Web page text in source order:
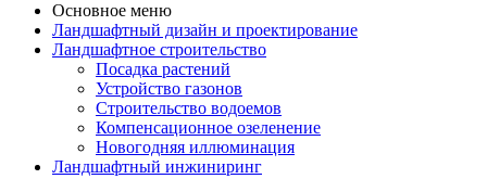
Основное меню
Ландшафтный дизайн и проектирование
Ландшафтное строительство
Посадка растений
Устройство газонов
Строительство водоемов
Компенсационное озеленение
Новогодняя иллюминация
Ландшафтный инжиниринг